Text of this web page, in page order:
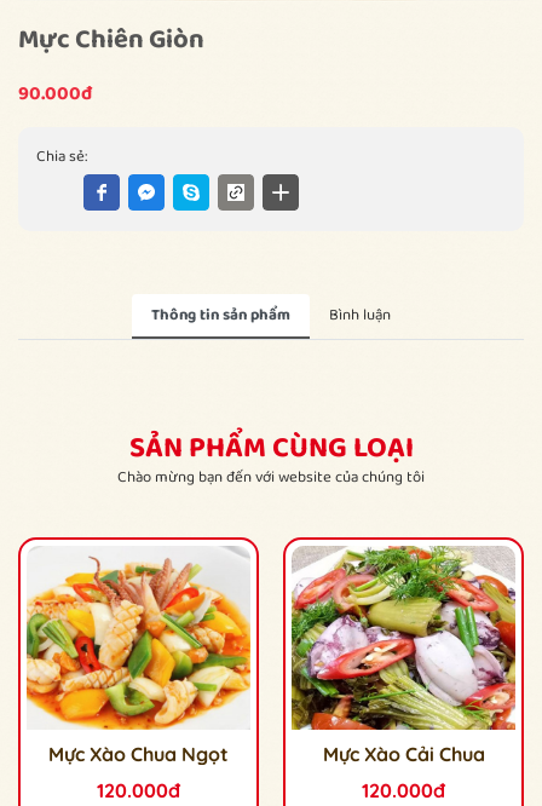
Mực Chiên Giòn
90.000đ
Chia sẻ:
Thông tin sản phẩm Bình luận
SẢN PHẨM CÙNG LOẠI
Chào mừng bạn đến với website của chúng tôi
Mực Xào Chua Ngọt
120.000đ
Mực Xào Cải Chua
120.000đ